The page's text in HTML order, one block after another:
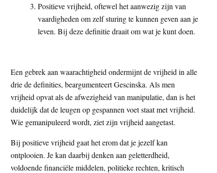
Positieve vrijheid, oftewel het aanwezig zijn van
vaardigheden om zelf sturing te kunnen geven aan je
leven. Bij deze definitie draait om wat je kunt doen.
Een gebrek aan waarachtigheid ondermijnt de vrijheid in alle
drie de definities, beargumenteert Gescinska. Als men
vrijheid opvat als de afwezigheid van manipulatie, dan is het
duidelijk dat de leugen op gespannen voet staat met vrijheid.
Wie gemanipuleerd wordt, ziet zijn vrijheid aangetast.
Bij positieve vrijheid gaat het erom dat je jezelf kan
ontplooien. Je kan daarbij denken aan geletterdheid,
voldoende financiële middelen, politieke rechten, kritisch